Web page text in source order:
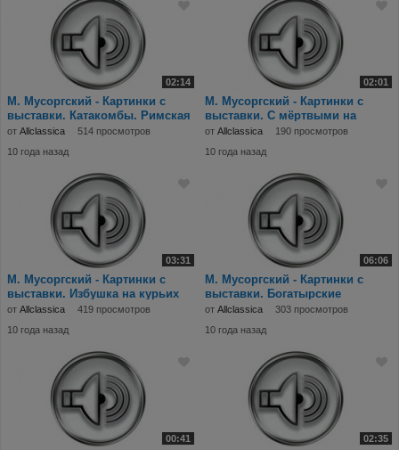
02:14
М. Мусоргский - Картинки с
выставки. Катакомбы. Римская
гробница.mp3
от Allclassica
514 просмотров
10 года назад
02:01
М. Мусоргский - Картинки с
выставки. С мёртвыми на
мёртвом языке.mp3
от Allclassica
190 просмотров
10 года назад
03:31
М. Мусоргский - Картинки с
выставки. Избушка на курьих
ножках (Баба-Яг
от Allclassica
419 просмотров
10 года назад
06:06
М. Мусоргский - Картинки с
выставки. Богатырские
ворота.mp3
от Allclassica
303 просмотров
10 года назад
00:41 02:35